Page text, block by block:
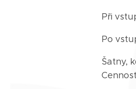
Při
Po
Šatny,